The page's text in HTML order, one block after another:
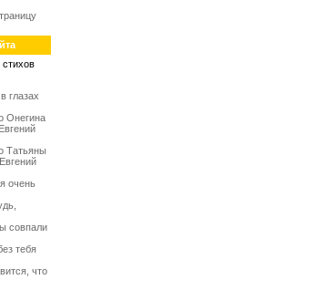
глазах
Онегина
Татьяны
очень
совпали
тебя
что